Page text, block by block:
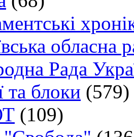
обласна
Рада
та блоки (579)
(109)